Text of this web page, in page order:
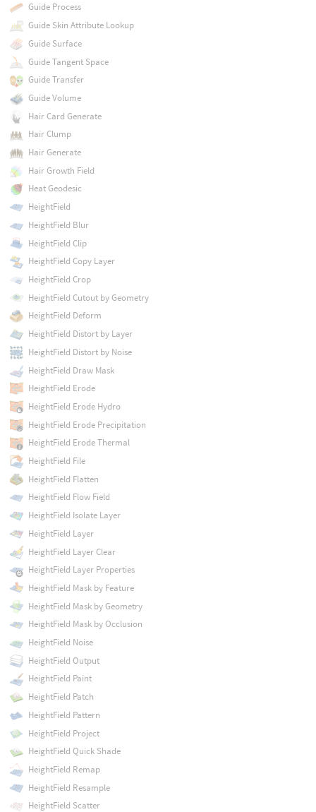
Guide Process
Guide Skin Attribute Lookup
Guide Surface
Guide Tangent Space
Guide Transfer
Guide Volume
Hair Card Generate
Hair Clump
Hair Generate
Hair Growth Field
Heat Geodesic
HeightField
HeightField Blur
HeightField Clip
HeightField Copy Layer
HeightField Crop
HeightField Cutout by Geometry
HeightField Deform
HeightField Distort by Layer
HeightField Distort by Noise
HeightField Draw Mask
HeightField Erode
HeightField Erode Hydro
HeightField Erode Precipitation
HeightField Erode Thermal
HeightField File
HeightField Flatten
HeightField Flow Field
HeightField Isolate Layer
HeightField Layer
HeightField Layer Clear
HeightField Layer Properties
HeightField Mask by Feature
HeightField Mask by Geometry
HeightField Mask by Occlusion
HeightField Noise
HeightField Output
HeightField Paint
HeightField Patch
HeightField Pattern
HeightField Project
HeightField Quick Shade
HeightField Remap
HeightField Resample
HeightField Scatter